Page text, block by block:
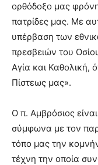
ορθόδοξο μας
πατρίδες μας. Με
υπέρβαση των
πρεσβειών του
Αγία και Καθολική,
Πίστεως μας».
Ο π. Αμβρόσιος
σύμφωνα με τον
τόπο μας την
τέχνη την οποία